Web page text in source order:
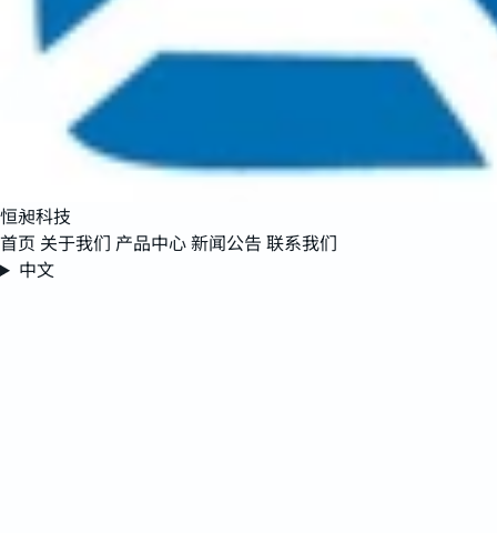
恒昶科技
首页 关于我们 产品中心新闻公告 联系我们
中文